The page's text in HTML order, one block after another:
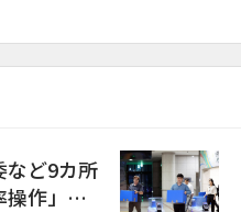
など9カ所
作」の